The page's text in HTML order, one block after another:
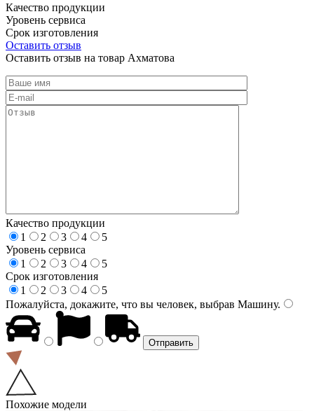
Качество продукции
Уровень сервиса
Срок изготовления
Оставить отзыв
Оставить отзыв на товар Ахматова
Качество продукции
1
2 3 4
5
Уровень сервиса
1
2 3 4
5
Срок изготовления
1
2 3 4
5
Пожалуйста, докажите, что вы человек, выбрав Машину.
Похожие модели